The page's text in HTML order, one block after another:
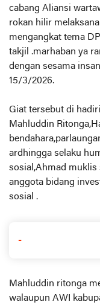
cabang Aliansi
rokan hilir
mengangkat tema
takjil .marhaban ya
dengan sesama
15/3/2026.
Giat tersebut di
Mahluddin
ardhingga selaku
sosial,Ahmad muklis
anggota bidang
sosial .
-
Mahluddin ritonga
walaupun AWI